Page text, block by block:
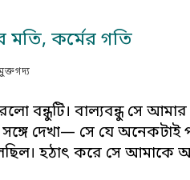
মতি, কর্মের গতি
বন্ধুটি। বাল্যবন্ধু সে
দেখা— সে যে অনেকটাই
হঠাৎ করে সে আমাকে